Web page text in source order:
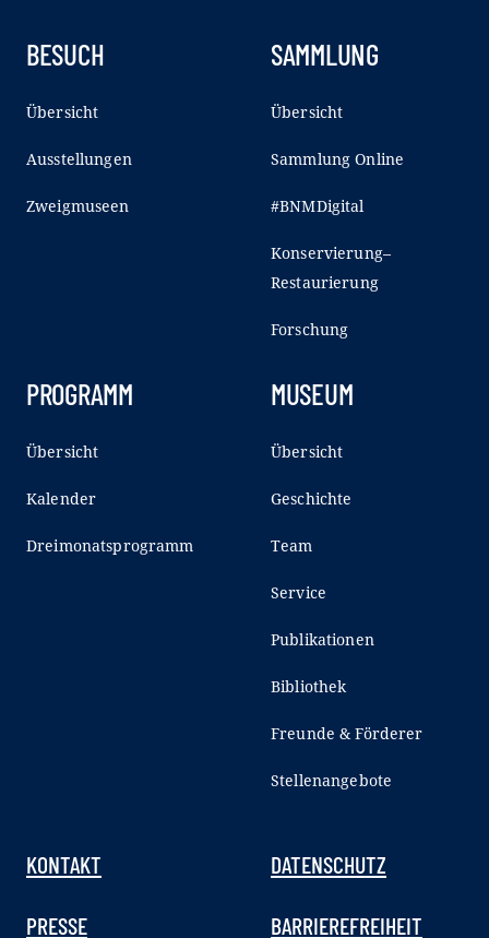
BESUCH
Übersicht
Ausstellungen
Zweigmuseen
SAMMLUNG
Übersicht
Sammlung Online
#BNMDigital
Konservierung–
Restaurierung
Forschung
PROGRAMM
Übersicht
Kalender
Dreimonatsprogramm
MUSEUM
Übersicht
Geschichte
Team
Service
Publikationen
Bibliothek
Freunde & Förderer
Stellenangebote
KONTAKT
PRESSE
DATENSCHUTZ
BARRIEREFREIHEIT